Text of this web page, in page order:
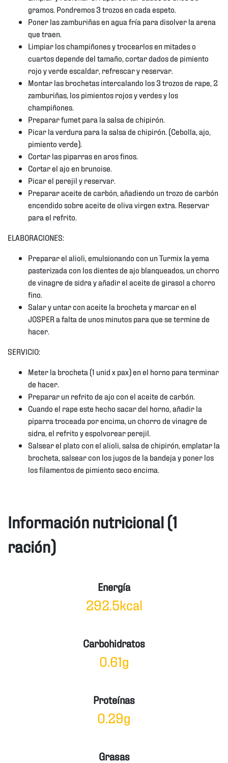
gramos. Pondremos 3 trozos en cada espeto.
Poner las zamburiñas en agua fría para disolver la arena
que traen.
Limpiar los champiñones y trocearlos en mitades o
cuartos depende del tamaño, cortar dados de pimiento
rojo y verde escaldar, refrescar y reservar.
Montar las brochetas intercalando los 3 trozos de rape, 2
zamburiñas, los pimientos rojos y verdes y los
champiñones.
Preparar fumet para la salsa de chipirón.
Picar la verdura para la salsa de chipirón. (Cebolla, ajo,
pimiento verde).
Cortar las piparras en aros finos.
Cortar el ajo en brunoise.
Picar el perejil y reservar.
Preparar aceite de carbón, añadiendo un trozo de carbón
encendido sobre aceite de oliva virgen extra. Reservar
para el refrito.
ELABORACIONES:
Preparar el alioli, emulsionando con un Turmix la yema
pasterizada con los dientes de ajo blanqueados, un chorro
de vinagre de sidra y añadir el aceite de girasol a chorro
fino.
Salar y untar con aceite la brocheta y marcar en el
JOSPER a falta de unos minutos para que se termine de
hacer.
SERVICIO:
Meter la brocheta (1 unid x pax) en el horno para terminar
de hacer.
Preparar un refrito de ajo con el aceite de carbón.
Cuando el rape este hecho sacar del horno, añadir la
piparra troceada por encima, un chorro de vinagre de
sidra, el refrito y espolvorear perejil.
Salsear el plato con el alioli, salsa de chipirón, emplatar la
brocheta, salsear con los jugos de la bandeja y poner los
los filamentos de pimiento seco encima.
Información nutricional (1
ración)
Energía
292.5kcal
Carbohidratos
0.61g
Proteínas
0.29g
Grasas